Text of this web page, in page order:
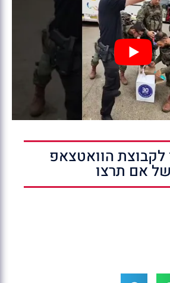
לקבוצת הוואטצאפ
של אם תרצו